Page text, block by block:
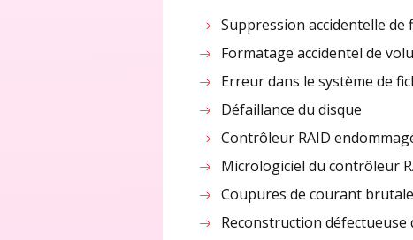
Suppression accidentelle de
Formatage accidentel de
Erreur dans le système de
Défaillance du disque
Contrôleur RAID
Micrologiciel du contrôleur
Coupures de courant
Reconstruction défectueuse